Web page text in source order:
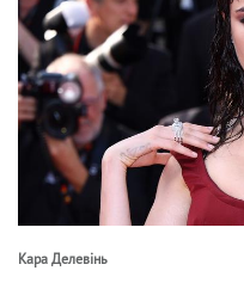
Кара Делевінь